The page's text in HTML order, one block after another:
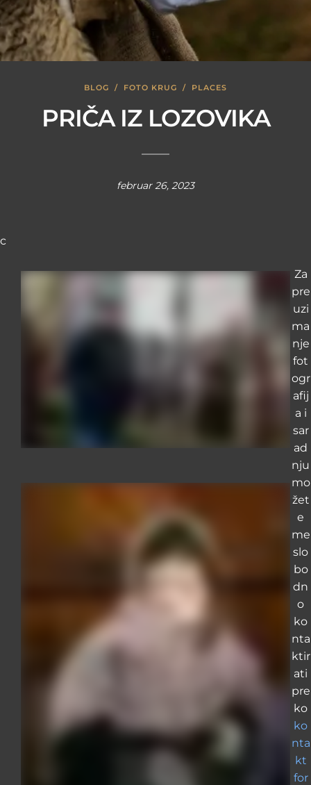
BLOG / FOTO KRUG / PLACES
PRIČA IZ LOZOVIKA
februar 26, 2023
c
Za
pre
uzi
ma
nje
fot
ogr
afij
a i
sar
ad
nju
mo
žet
e
me
slo
bo
dn
o
ko
nta
ktir
ati
pre
ko
ko
nta
kt
for